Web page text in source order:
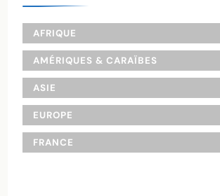
AFRIQUE
AMÉRIQUES & CARAÏBES
ASIE
EUROPE
FRANCE